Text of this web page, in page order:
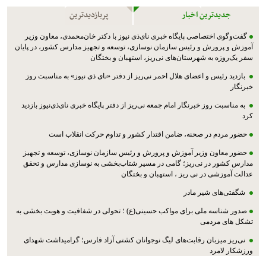
جدیدترین اخبار پربازدیدترین
گفت‌وگوی اختصاصی پایگاه خبری نای‌ذی نیوز با دکتر خان‌محمدی، معاون وزیر
آموزش و پرورش و رئیس سازمان نوسازی، توسعه و تجهیز مدارس کشور، در پایان
سفر یک‌روزه به شهرستان‌های نی‌ریز، استهبان و بختگان
بازدید رئیس و اعضای هلال احمر نی‌ریز از دفتر «نای ذی نیوز» به مناسبت روز
خبرنگار
به مناسبت روز خبرنگار امام جمعه نی‌ریز از دفتر پایگاه خبری نای‌ذی‌نیوز بازدید
کرد
حضور مردم در صحنه، ضامن اقتدار کشور و تداوم حرکت انقلاب است
حضور معاون وزیر آموزش و پرورش و رئیس سازمان نوسازی، توسعه و تجهیز
مدارس کشور در نی‌ریز؛ گامی در مسیر شتاب‌بخشی به نوسازی مدارس و تحقق
عدالت آموزشی در نی ریز ، استهبان و بختگان
شگفتی‌های شیر مادر
صدور شناسه ملی برای مواکب حسینی(ع) ؛ تحولی در شفافیت و هویت بخشی به
تشکل های مردمی
نی‌ریز میزبان رقابت‌های لیگ نوجوانان کشتی آزاد فارس؛ گرامیداشت شهدای
ورزشکار لامرد